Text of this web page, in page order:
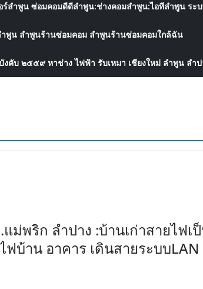
ร์ลำพูน ซ่อมคอมดีดีลำพูน:ช่างคอมลำพูน:ไอทีลำพูน ระ
ำพูน ลำพูนร้านซ่อมคอม ลำพูนร้านซ่อมคอมใกล้ฉัน
คับ ๒๕๕๙ หาช่าง ไฟฟ้า รับเหมา เชียงใหม่ ลำพูน ลำป
ม่พริก ลำปาง :บ้านเก่าสายไฟเ
ฟบ้าน อาคาร เดินสายระบบLAN